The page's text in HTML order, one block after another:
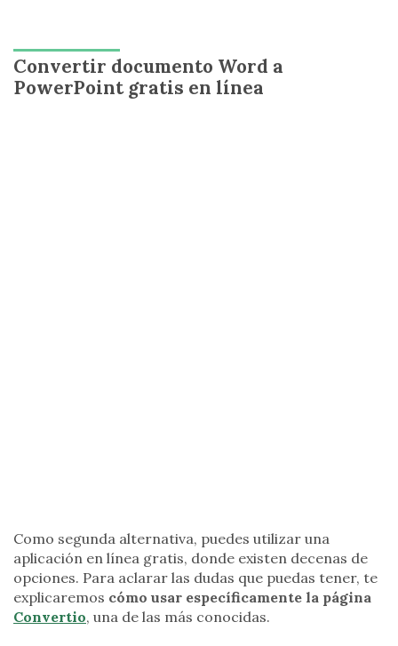
Convertir documento Word a
PowerPoint gratis en línea
Como segunda alternativa, puedes utilizar una
aplicación en línea gratis, donde existen decenas de
opciones. Para aclarar las dudas que puedas tener, te
explicaremos cómo usar específicamente la página
Convertio, una de las más conocidas.